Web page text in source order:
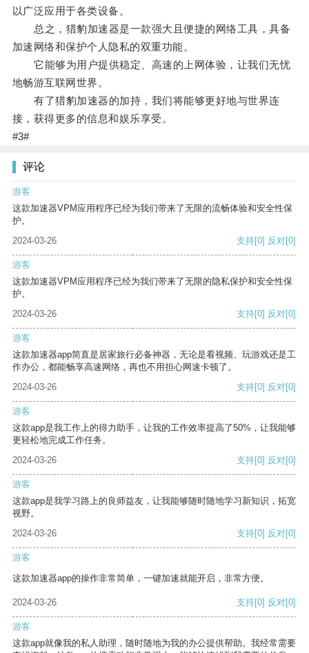
以广泛应用于各类设备。
总之，猎豹加速器是一款强大且便捷的网络工具，具备
加速网络和保护个人隐私的双重功能。
它能够为用户提供稳定、高速的上网体验，让我们无忧
地畅游互联网世界。
有了猎豹加速器的加持，我们将能够更好地与世界连
接，获得更多的信息和娱乐享受。
#3#
评论
游客
这款加速器VPM应用程序已经为我们带来了无限的流畅体验和安全性保
护。
2024-03-26
支持[0] 反对[0]
游客
这款加速器VPM应用程序已经为我们带来了无限的隐私保护和安全性保
护。
2024-03-26
支持[0] 反对[0]
游客
这款加速器app简直是居家旅行必备神器，无论是看视频、玩游戏还是工
作办公，都能畅享高速网络，再也不用担心网速卡顿了。
2024-03-26
支持[0] 反对[0]
游客
这款app是我工作上的得力助手，让我的工作效率提高了50%，让我能够
更轻松地完成工作任务。
2024-03-26
支持[0] 反对[0]
游客
这款app是我学习路上的良师益友，让我能够随时随地学习新知识，拓宽
视野。
2024-03-26
支持[0] 反对[0]
游客
这款加速器app的操作非常简单，一键加速就能开启，非常方便。
2024-03-26 支持[0] 反对[0]
游客
这款app就像我的私人助理，随时随地为我的办公提供帮助。我经常需要